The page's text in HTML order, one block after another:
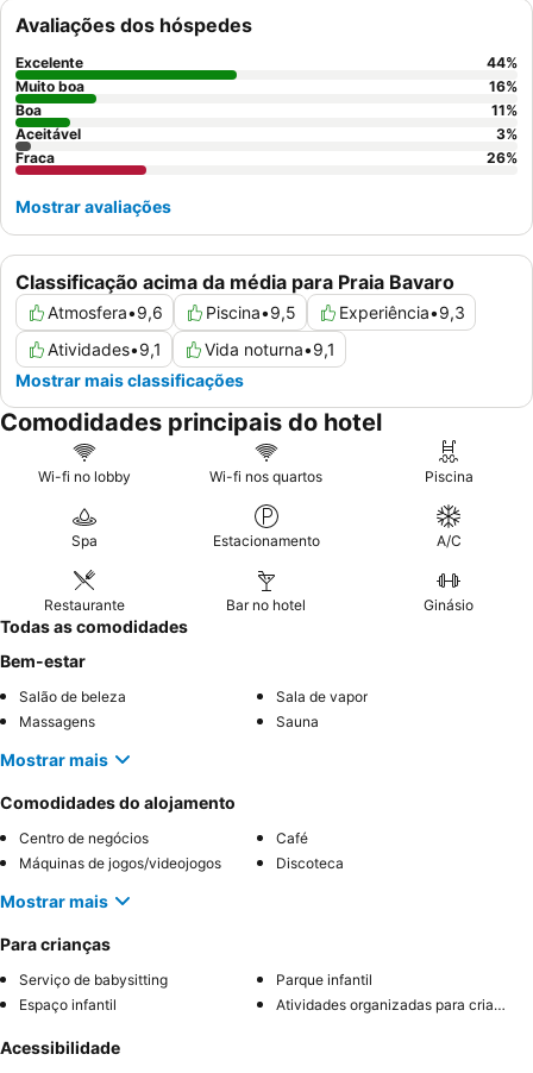
restaurantes à la carte. Para uma experiência mais tranquila,
considere solicitar um quarto virado para longe das áreas de
entretenimento noturno.
Classificação acima da média para Praia Bavaro
Atmosfera•9,6 Piscina•9,5 Experiência•9,3
Atividades•9,1 Vida noturna•9,1
Mostrar mais classificações
Avaliações dos hóspedes
Excelente 44%
Muito boa
16%
Boa
11%
Aceitável
3%
Fraca
26%
Mostrar avaliações
Comodidades principais do hotel
Wi-fi no lobby Wi-fi nos quartos Piscina
Spa Estacionamento A/C
Restaurante Bar no hotel Ginásio
Todas as comodidades
Bem-estar
Salão de beleza
Sala de vapor
Massagens
Sauna
Mostrar mais
Comodidades do alojamento
Centro de negócios
Café
Máquinas de jogos/videojogos
Discoteca
Mostrar mais
Para crianças
Serviço de babysitting
Parque infantil
Espaço infantil
Atividades organizadas para crianças
Acessibilidade